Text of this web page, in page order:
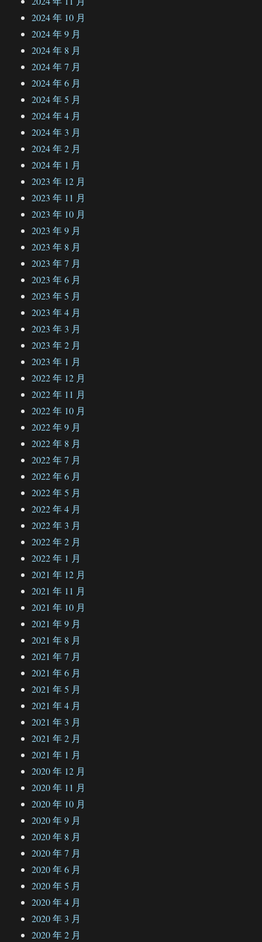
2024 年 10 月
2024 年 9 月
2024 年 8 月
2024 年 7 月
2024 年 6 月
2024 年 5 月
2024 年 4 月
2024 年 3 月
2024 年 2 月
2024 年 1 月
2023 年 12 月
2023 年 11 月
2023 年 10 月
2023 年 9 月
2023 年 8 月
2023 年 7 月
2023 年 6 月
2023 年 5 月
2023 年 4 月
2023 年 3 月
2023 年 2 月
2023 年 1 月
2022 年 12 月
2022 年 11 月
2022 年 10 月
2022 年 9 月
2022 年 8 月
2022 年 7 月
2022 年 6 月
2022 年 5 月
2022 年 4 月
2022 年 3 月
2022 年 2 月
2022 年 1 月
2021 年 12 月
2021 年 11 月
2021 年 10 月
2021 年 9 月
2021 年 8 月
2021 年 7 月
2021 年 6 月
2021 年 5 月
2021 年 4 月
2021 年 3 月
2021 年 2 月
2021 年 1 月
2020 年 12 月
2020 年 11 月
2020 年 10 月
2020 年 9 月
2020 年 8 月
2020 年 7 月
2020 年 6 月
2020 年 5 月
2020 年 4 月
2020 年 3 月
2020 年 2 月